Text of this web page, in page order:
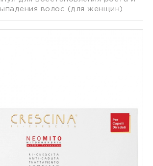
волос (для женщин)